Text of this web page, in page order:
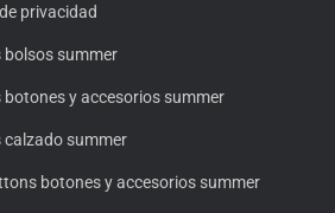
privacidad
bolsos summer
botones y accesorios summer
calzado summer
botones y accesorios summer